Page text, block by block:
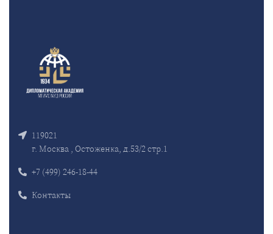
119021
г. Москва , Остоженка, д.53/2 стр.1
+7 (499) 246-18-44
Контакты